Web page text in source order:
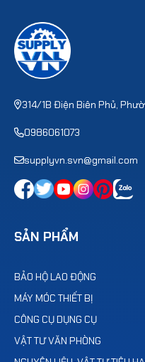
314/1B Điện Biên Phủ,
0986061073
supplyvn.svn@gmail.com
SẢN PHẨM
BẢO HỘ LAO ĐỘNG
MÁY MÓC THIẾT BỊ
CÔNG CỤ DỤNG CỤ
VẬT TƯ VĂN PHÒNG